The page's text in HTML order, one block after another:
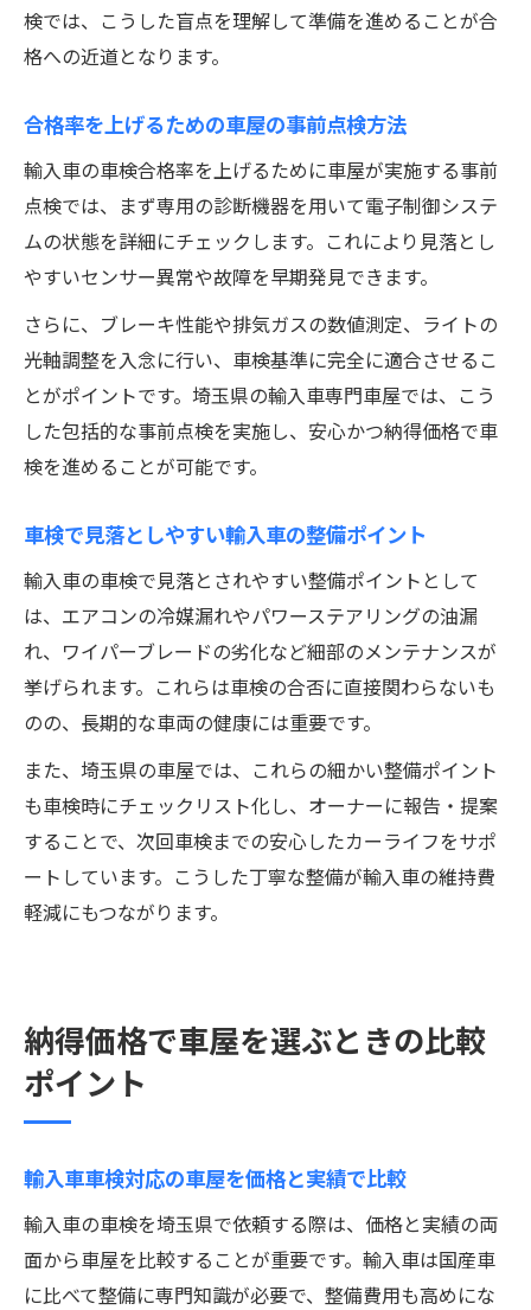
検では、こうした盲点を理解して準備を進めることが合
格への近道となります。
合格率を上げるための車屋の事前点検方法
輸入車の車検合格率を上げるために車屋が実施する事前
点検では、まず専用の診断機器を用いて電子制御システ
ムの状態を詳細にチェックします。これにより見落とし
やすいセンサー異常や故障を早期発見できます。
さらに、ブレーキ性能や排気ガスの数値測定、ライトの
光軸調整を入念に行い、車検基準に完全に適合させるこ
とがポイントです。埼玉県の輸入車専門車屋では、こう
した包括的な事前点検を実施し、安心かつ納得価格で車
検を進めることが可能です。
車検で見落としやすい輸入車の整備ポイント
輸入車の車検で見落とされやすい整備ポイントとして
は、エアコンの冷媒漏れやパワーステアリングの油漏
れ、ワイパーブレードの劣化など細部のメンテナンスが
挙げられます。これらは車検の合否に直接関わらないも
のの、長期的な車両の健康には重要です。
また、埼玉県の車屋では、これらの細かい整備ポイント
も車検時にチェックリスト化し、オーナーに報告・提案
することで、次回車検までの安心したカーライフをサポ
ートしています。こうした丁寧な整備が輸入車の維持費
軽減にもつながります。
納得価格で車屋を選ぶときの比較
ポイント
輸入車車検対応の車屋を価格と実績で比較
輸入車の車検を埼玉県で依頼する際は、価格と実績の両
面から車屋を比較することが重要です。輸入車は国産車
に比べて整備に専門知識が必要で、整備費用も高めにな